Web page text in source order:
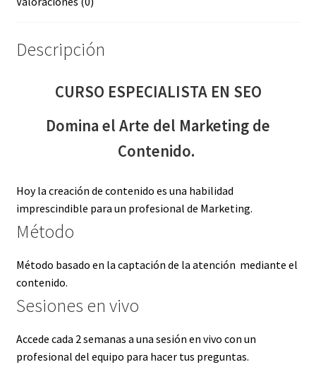
Descripción
CURSO ESPECIALISTA EN SEO
Domina el Arte del Marketing de
Contenido.
Hoy la creación de contenido es una habilidad
imprescindible para un profesional de Marketing.
Método
Método basado en la captación de la atención mediante el
contenido.
Sesiones en vivo
Accede cada 2 semanas a una sesión en vivo con un
profesional del equipo para hacer tus preguntas.